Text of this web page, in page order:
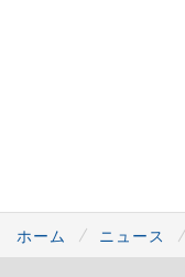
ホーム ニュース